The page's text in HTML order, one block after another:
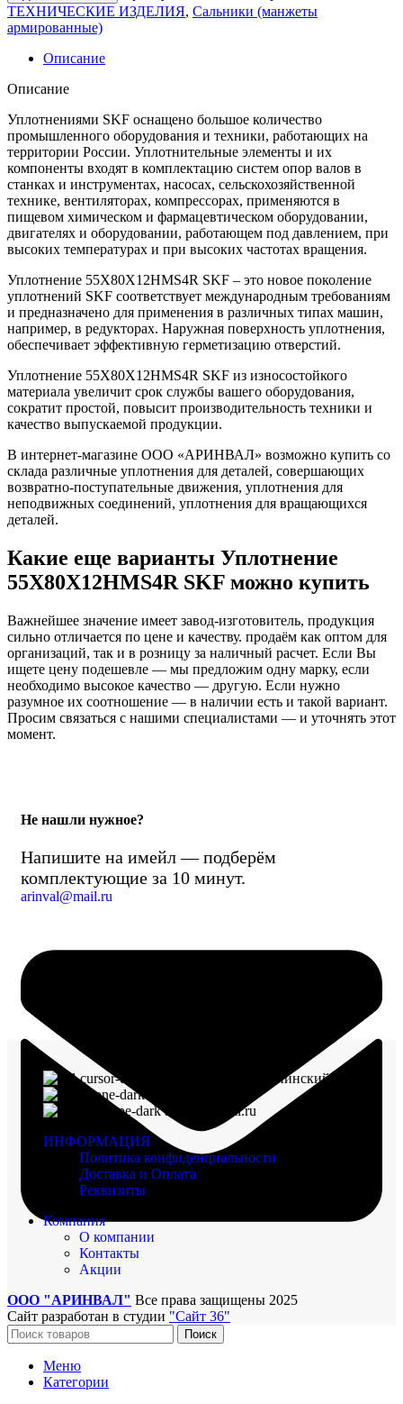
ТЕХНИЧЕСКИЕ ИЗДЕЛИЯ, Сальники (манжеты
армированные)
Описание
Описание
Уплотнениями SKF оснащено большое количество
промышленного оборудования и техники, работающих на
территории России. Уплотнительные элементы и их
компоненты входят в комплектацию систем опор валов в
станках и инструментах, насосах, сельскохозяйственной
технике, вентиляторах, компрессорах, применяются в
пищевом химическом и фармацевтическом оборудовании,
двигателях и оборудовании, работающем под давлением, при
высоких температурах и при высоких частотах вращения.
Уплотнение 55X80X12HMS4R SKF – это новое поколение
уплотнений SKF соответствует международным требованиям
и предназначено для применения в различных типах машин,
например, в редукторах. Наружная поверхность уплотнения,
обеспечивает эффективную герметизацию отверстий.
Уплотнение 55X80X12HMS4R SKF из износостойкого
материала увеличит срок службы вашего оборудования,
сократит простой, повысит производительность техники и
качество выпускаемой продукции.
В интернет-магазине ООО «АРИНВАЛ» возможно купить со
склада различные уплотнения для деталей, совершающих
возвратно-поступательные движения, уплотнения для
неподвижных соединений, уплотнения для вращающихся
деталей.
Какие еще варианты Уплотнение
55X80X12HMS4R SKF можно купить
Важнейшее значение имеет завод-изготовитель, продукция
сильно отличается по цене и качеству. продаём как оптом для
организаций, так и в розницу за наличный расчет. Если Вы
ищете цену подешевле — мы предложим одну марку, если
необходимо высокое качество — другую. Если нужно
разумное их соотношение — в наличии есть и такой вариант.
Просим связаться с нашими специалистами — и уточнять этот
момент.
Не нашли нужное?
Напишите на имейл — подберём
комплектующие за 10 минут.
arinval@mail.ru
г. Воронеж, пр-кт Ленинский, д. 221
arinval@mail.ru
ИНФОРМАЦИЯ
Политика конфиденциальности
Доставка и Оплата
Реквизиты
Компания
О компании
Контакты
Акции
ООО "АРИНВАЛ" Все права защищены 2025
Сайт разработан в студии "Сайт 36"
Поиск
Меню
Категории